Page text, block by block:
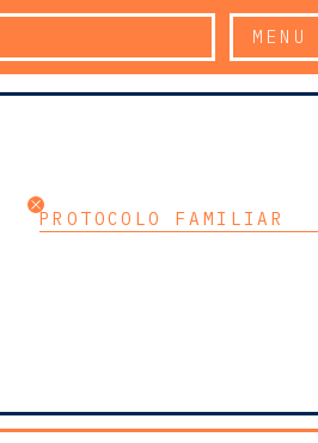
MENU
PROTOCOLO FAMILIAR